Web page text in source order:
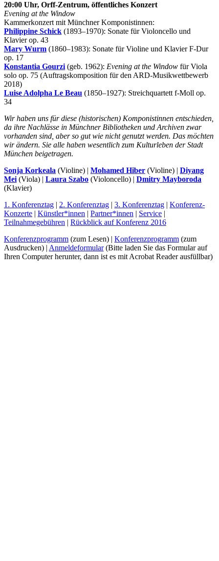
20:00 Uhr, Orff-Zentrum, öffentliches Konzert
Evening at the Window
Kammerkonzert mit Münchner Komponistinnen:
Philippine Schick (1893–1970): Sonate für Violoncello und
Klavier op. 43
Mary Wurm (1860–1983): Sonate für Violine und Klavier F-Dur
op. 17
Konstantia Gourzi (geb. 1962): Evening at the Window für Viola
solo op. 75 (Auftragskomposition für den ARD-Musikwettbewerb
2018)
Luise Adolpha Le Beau (1850–1927): Streichquartett f-Moll op.
34
Wir haben uns für diese (historischen) Komponistinnen entschieden,
da ihre Nachlässe in Münchner Bibliotheken und Archiven zwar
vorhanden sind, aber so gut wie nicht genutzt werden. Das möchten
wir ändern. Sie alle haben wesentlich zum Kulturleben der Stadt
München beigetragen.
Sonja Korkeala (Violine) | Mohamed Hiber (Violine) | Diyang
Mei (Viola) | Laura Szabo (Violoncello) | Dmitry Mayboroda
(Klavier)
1. Konferenztag | 2. Konferenztag | 3. Konferenztag | Konferenz-
Konzerte | Künstler*innen | Partner*innen | Service |
Teilnahmegebühren | Rückblick auf Konferenz 2016
Konferenzprogramm (zum Lesen) | Konferenzprogramm (zum
Ausdrucken) | Anmeldeformular(Bitte laden Sie das Formular auf
Ihren Computer herunter, dann ist es mit Acrobat Reader ausfüllbar)